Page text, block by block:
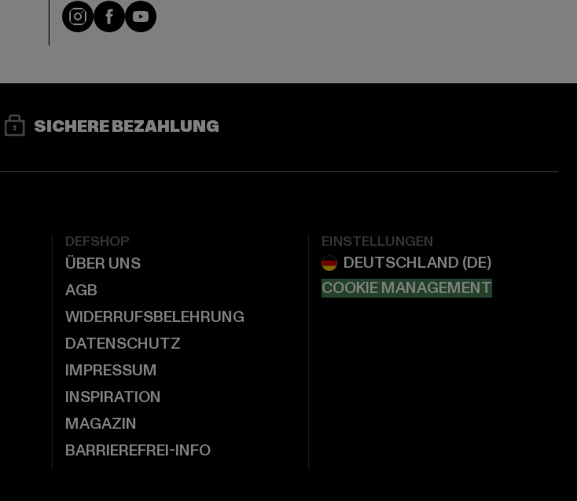
Instagram
FacebookYouTube
SICHERE BEZAHLUNG
DEFSHOP
ÜBER UNS
AGB
WIDERRUFSBELEHRUNG
DATENSCHUTZ
IMPRESSUM
INSPIRATION
MAGAZIN
BARRIEREFREI-INFO
EINSTELLUNGEN
COOKIE MANAGEMENT